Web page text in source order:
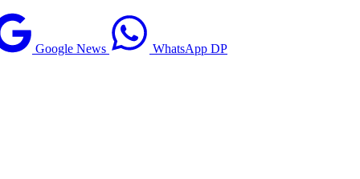
Google News WhatsApp DP